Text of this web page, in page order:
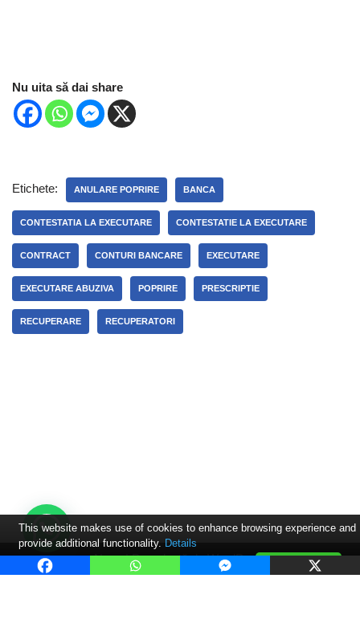
Nu uita să dai share
Etichete: ANULARE POPRIRE BANCA
CONTESTATIA LA EXECUTARE CONTESTATIE LA EXECUTARE
CONTRACT CONTURI BANCARE EXECUTARE
EXECUTARE ABUZIVA POPRIRE PRESCRIPTIE
RECUPERARE RECUPERATORI
Neve| Propulsată deWordPress
This website makes use of cookies to enhance browsing experience and
provide additional functionality. Details
Allow cookies